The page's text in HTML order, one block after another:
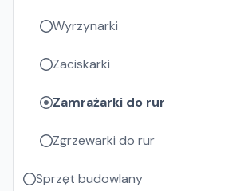
Wyrzynarki
Zaciskarki
Zamrażarki do rur
Zgrzewarki do rur
Sprzęt budowlany